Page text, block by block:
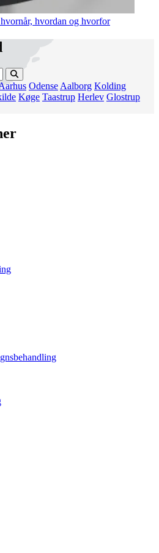
hvordan og hvorfor
Odense Aalborg Kolding
Køge Taastrup Herlev Glostrup